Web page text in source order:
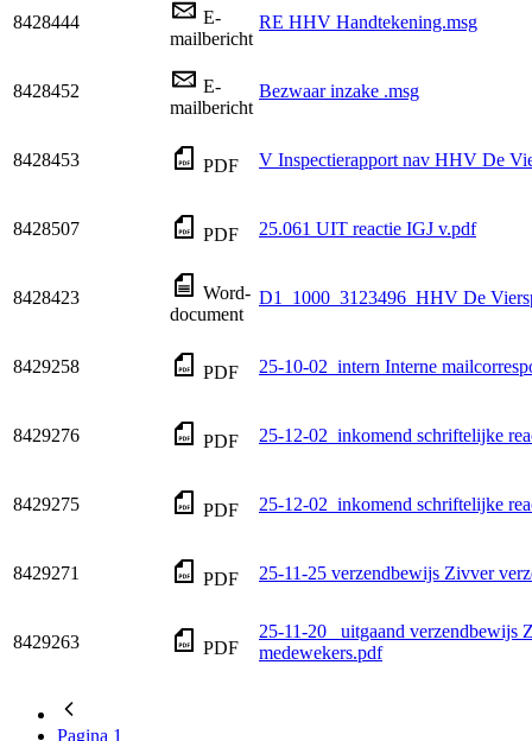
8428444
E-
mailbericht
RE HHV Handtekening.msg
8428452
E-
mailbericht
Bezwaar inzake .msg
8428453 PDF V Inspectierapport nav HHV De
8428507 PDF 25.061 UIT reactie IGJ v.pdf
8428423
Word-
document
D1_1000_3123496_HHV De
8429258 PDF 25-10-02_intern Interne
8429276 PDF 25-12-02_inkomend schriftelijke
8429275 PDF 25-12-02_inkomend schriftelijke
8429271 PDF 25-11-25 verzendbewijs Zivver
8429263 PDF
25-11-20 _uitgaand verzendbewijs
medewekers.pdf
Pagina 1